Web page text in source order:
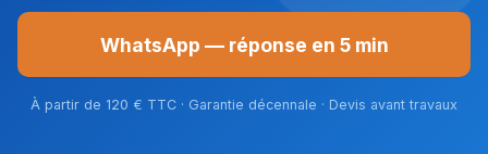
WhatsApp — réponse en 5 min
À partir de 120 € TTC · Garantie décennale · Devis avant travaux